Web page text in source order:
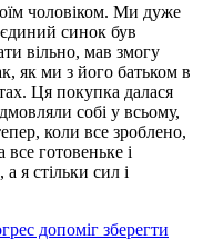
чоловіком. Ми дуже
синок був
вільно, мав змогу
як ми з його батьком в
Ця покупка далася
собі у всьому,
коли все зроблено,
готовеньке і
я стільки сил і
допоміг зберегти